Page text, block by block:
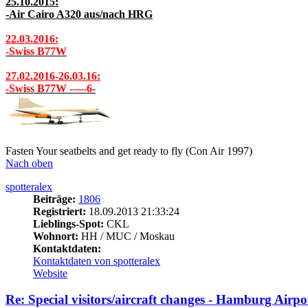
-Air Cairo A320 aus/nach HRG
22.03.2016:
-Swiss B77W
27.02.2016-26.03.16:
-Swiss B77W -----6-
Fasten Your seatbelts and get ready to fly (Con Air 1997)
Nach oben
spotteralex
Beiträge: 1806
Registriert: 18.09.2013 21:33:24
Lieblings-Spot: CKL
Wohnort: HH / MUC / Moskau
Kontaktdaten:
Kontaktdaten von spotteralex
Website
Re: Special visitors/aircraft changes - Hamburg